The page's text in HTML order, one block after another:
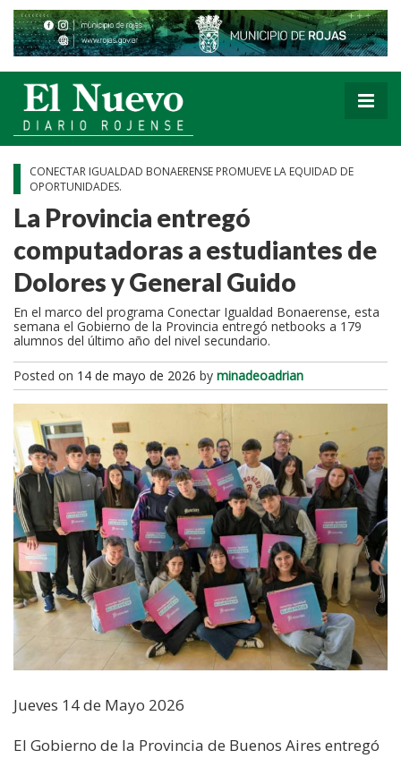
CONECTAR IGUALDAD BONAERENSE PROMUEVE LA EQUIDAD DE
OPORTUNIDADES.
La Provincia entregó
computadoras a estudiantes de
Dolores y General Guido
En el marco del programa Conectar Igualdad Bonaerense, esta
semana el Gobierno de la Provincia entregó netbooks a 179
alumnos del último año del nivel secundario.
Posted on 14 de mayo de 2026 by minadeoadrian
Jueves 14 de Mayo 2026
El Gobierno de la Provincia de Buenos Aires entregó